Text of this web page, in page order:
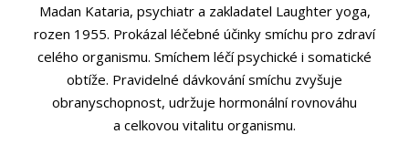
Madan Kataria, psychiatr a zakladatel Laughter yoga,
rozen 1955. Prokázal léčebné účinky smíchu pro zdraví
celého organismu. Smíchem léčí psychické i somatické
obtíže. Pravidelné dávkování smíchu zvyšuje
obranyschopnost, udržuje hormonální rovnováhu
a celkovou vitalitu organismu.